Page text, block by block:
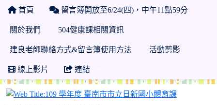
首頁 留言簿開放至6/24(四)，中午11點59分
關於我們 504健康課相關資訊
建良老師聯絡方式&留言簿使用方法 活動剪影
線上影片 連結
109 學年度